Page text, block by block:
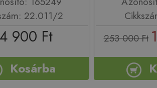
22.011/2
900 Ft
Kosárba
253 000 Ft